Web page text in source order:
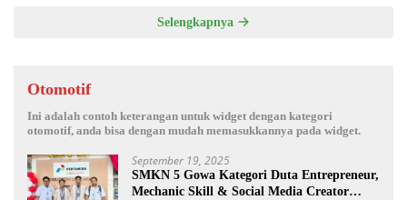
Selengkapnya
Otomotif
Ini adalah contoh keterangan untuk widget dengan kategori
otomotif, anda bisa dengan mudah memasukkannya pada widget.
September 19, 2025
SMKN 5 Gowa Kategori Duta Entrepreneur,
Mechanic Skill & Social Media Creator